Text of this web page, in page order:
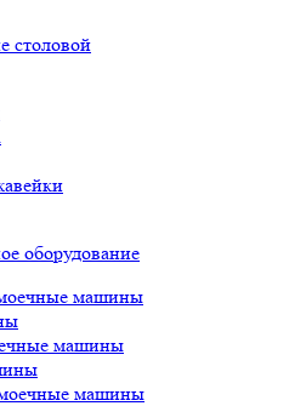
столовой
оборудование
машины
машины
машины